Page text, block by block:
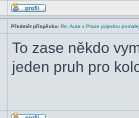
Předmět příspěvku: Re: Auta v Praze pojedou
To zase někdo
jeden pruh pro